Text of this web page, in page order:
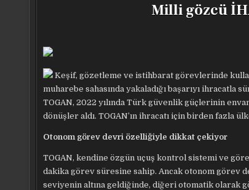
Milli gözcü
Keşif, gözetleme ve istihbarat görevlerinde
muharebe sahasında yakaladığı başarıyı
TOGAN, 2022 yılında Türk güvenlik güçlerinin
dönüşler aldı. TOGAN’ın ihracatı için birden fazla
Otonom görev devri özelliğiyle dikkat çekiyor
TOGAN, kendine özgün uçuş kontrol sistemi ve
dakika görev süresine sahip. Ancak otonom görev
seviyenin altına geldiğinde, diğeri otomatik olarak